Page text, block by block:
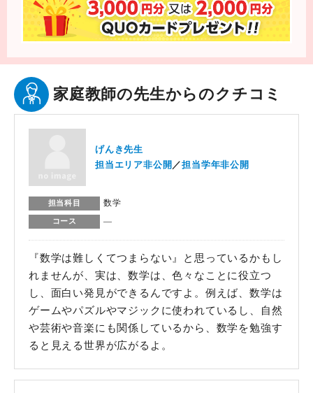
家庭教師の先生からのクチコミ
げんき先生
担当エリア非公開
担当学年非公開
担当科目 数学
コース ―
『数学は難しくてつまらない』と思っているかもし
れませんが、実は、数学は、色々なことに役立つ
し、面白い発見ができるんですよ。例えば、数学は
ゲームやパズルやマジックに使われているし、自然
や芸術や音楽にも関係しているから、数学を勉強す
ると見える世界が広がるよ。